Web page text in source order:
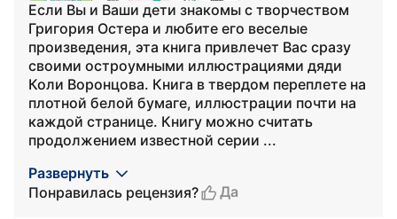
Если Вы и Вaши дети знакомы с творчеством
Григория Остера и любите его веселые
произведения, эта книга привлечет Вас сразу
своими остроумными иллюстрациями дяди
Коли Воронцова. Книга в твердом переплете на
плотной белой бумаге, иллюстрации почти на
каждой странице. Книгу можно считать
продолжением известной серии ...
Развернуть
Понравилась рецензия?
Да